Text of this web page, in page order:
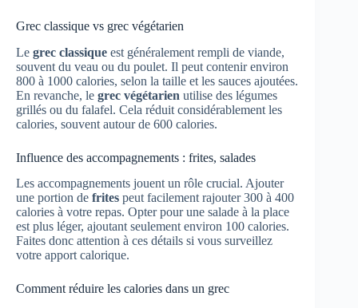
Grec classique vs grec végétarien
Le grec classique est généralement rempli de viande,
souvent du veau ou du poulet. Il peut contenir environ
800 à 1000 calories, selon la taille et les sauces ajoutées.
En revanche, le grec végétarien utilise des légumes
grillés ou du falafel. Cela réduit considérablement les
calories, souvent autour de 600 calories.
Influence des accompagnements : frites, salades
Les accompagnements jouent un rôle crucial. Ajouter
une portion de frites peut facilement rajouter 300 à 400
calories à votre repas. Opter pour une salade à la place
est plus léger, ajoutant seulement environ 100 calories.
Faites donc attention à ces détails si vous surveillez
votre apport calorique.
Comment réduire les calories dans un grec